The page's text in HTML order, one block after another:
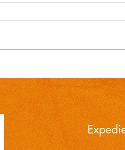
temporário de
Ensino
4ª Séries é
Prefeitura de